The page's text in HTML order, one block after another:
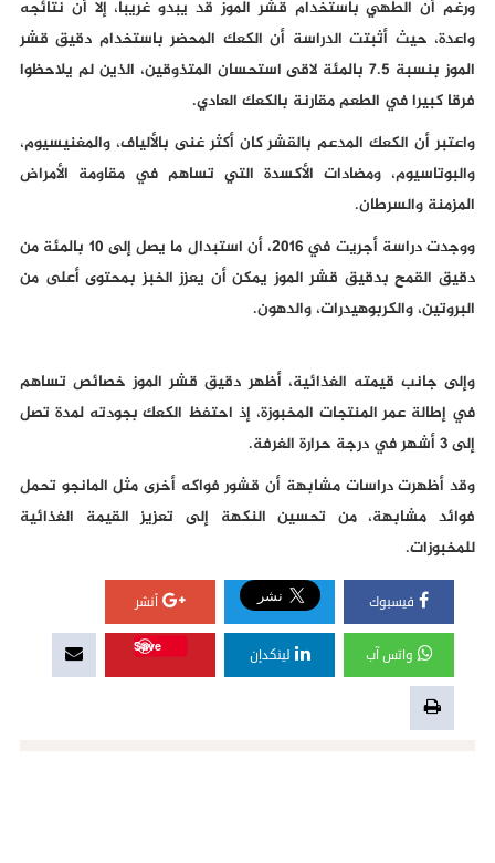
ورغم أن الطهي باستخدام قشر الموز قد يبدو غريبا، إلا أن نتائجه
واعدة، حيث أثبتت الدراسة أن الكعك المحضر باستخدام دقيق قشر
الموز بنسبة 7.5 بالمئة لاقى استحسان المتذوقين، الذين لم يلاحظوا
فرقا كبيرا في الطعم مقارنة بالكعك العادي.
واعتبر أن الكعك المدعم بالقشر كان أكثر غنى بالألياف، والمغنيسيوم،
والبوتاسيوم، ومضادات الأكسدة التي تساهم في مقاومة الأمراض
المزمنة والسرطان.
ووجدت دراسة أجريت في 2016، أن استبدال ما يصل إلى 10 بالمئة من
دقيق القمح بدقيق قشر الموز يمكن أن يعزز الخبز بمحتوى أعلى من
البروتين، والكربوهيدرات، والدهون.
وإلى جانب قيمته الغذائية، أظهر دقيق قشر الموز خصائص تساهم
في إطالة عمر المنتجات المخبوزة، إذ احتفظ الكعك بجودته لمدة تصل
إلى 3 أشهر في درجة حرارة الغرفة.
وقد أظهرت دراسات مشابهة أن قشور فواكه أخرى مثل المانجو تحمل
فوائد مشابهة، من تحسين النكهة إلى تعزيز القيمة الغذائية
للمخبوزات.
فيسبوك أنشر
واتس آب لينكدإن
Save